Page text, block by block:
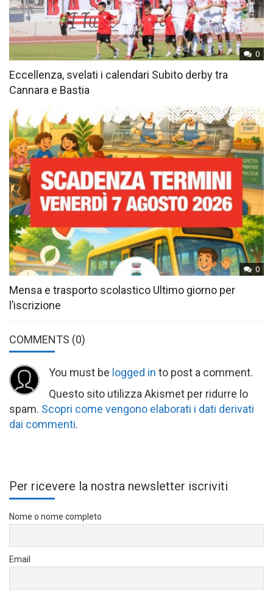
0
Eccellenza, svelati i calendari Subito derby tra
Cannara e Bastia
0
Mensa e trasporto scolastico Ultimo giorno per
l’iscrizione
COMMENTS (0)
You must be logged in to post a comment.
Questo sito utilizza Akismet per ridurre lo
spam. Scopri come vengono elaborati i dati derivati
dai commenti.
Per ricevere la nostra newsletter iscriviti
Nome o nome completo
Email